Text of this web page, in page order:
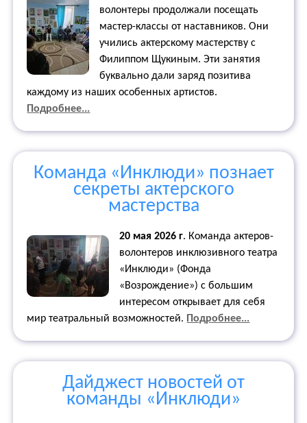
волонтеры продолжали посещать
мастер-классы от наставников. Они
учились актерскому мастерству с
Филиппом Щукиным. Эти занятия
буквально дали заряд позитива
каждому из наших особенных артистов.
Подробнее...
Команда «Инклюди» познает
секреты актерского
мастерства
20 мая 2026 г. Команда актеров-
волонтеров инклюзивного театра
«Инклюди» (Фонда
«Возрождение») с большим
интересом открывает для себя
мир театральный возможностей. Подробнее...
Дайджест новостей от
команды «Инклюди»